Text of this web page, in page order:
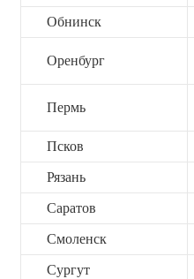
Обнинск
Оренбург
Пермь
Псков
Рязань
Саратов
Смоленск
Сургут